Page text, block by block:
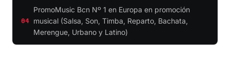
04
PromoMusic Bcn Nº 1 en Europa en promoción
musical (Salsa, Son, Timba, Reparto, Bachata,
Merengue, Urbano y Latino)